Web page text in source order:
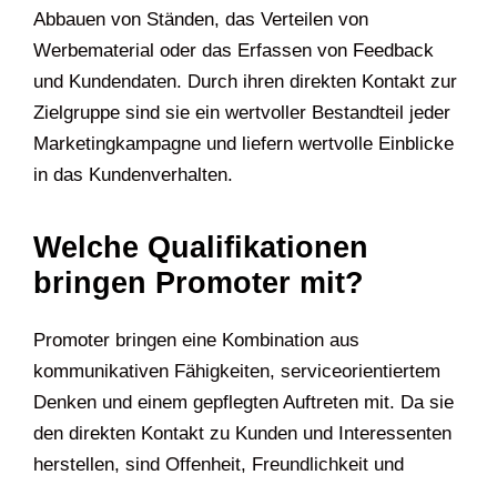
Abbauen von Ständen, das Verteilen von
Werbematerial oder das Erfassen von Feedback
und Kundendaten. Durch ihren direkten Kontakt zur
Zielgruppe sind sie ein wertvoller Bestandteil jeder
Marketingkampagne und liefern wertvolle Einblicke
in das Kundenverhalten.
Welche Qualifikationen
bringen Promoter mit?
Promoter bringen eine Kombination aus
kommunikativen Fähigkeiten, serviceorientiertem
Denken und einem gepflegten Auftreten mit. Da sie
den direkten Kontakt zu Kunden und Interessenten
herstellen, sind Offenheit, Freundlichkeit und